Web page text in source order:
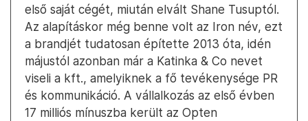
első saját cégét, miután elvált Shane Tusuptól.
Az alapításkor még benne volt az Iron név, ezt
a brandjét tudatosan építette 2013 óta, idén
májustól azonban már a Katinka & Co nevet
viseli a kft., amelyiknek a fő tevékenysége PR
és kommunikáció. A vállalkozás az első évben
17 milliós mínuszba került az Opten